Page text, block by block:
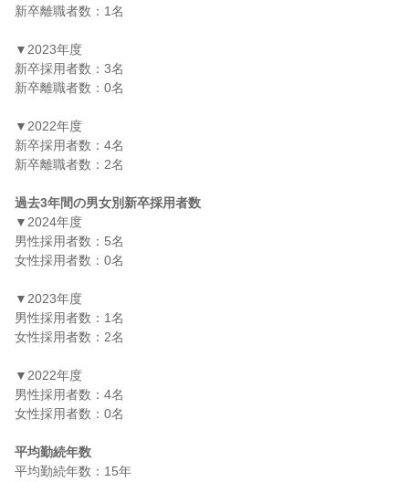
新卒離職者数：1名
▼2023年度
新卒採用者数：3名
新卒離職者数：0名
▼2022年度
新卒採用者数：4名
新卒離職者数：2名
過去3年間の男女別新卒採用者数
▼2024年度
男性採用者数：5名
女性採用者数：0名
▼2023年度
男性採用者数：1名
女性採用者数：2名
▼2022年度
男性採用者数：4名
女性採用者数：0名
平均勤続年数